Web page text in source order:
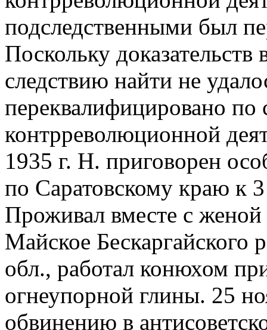
подследственными был
Поскольку
следствию найти не
переквалифицировано по
контрреволюционной
1935 г. Н. приговорен
по Саратовскому краю к
Проживал вместе с
Майское Бескаргайского
обл., работал конюхом
огнеупорной глины. 25
обвинению в